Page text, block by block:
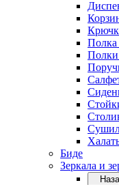
Полка
Полки
Биде
Зеркала и